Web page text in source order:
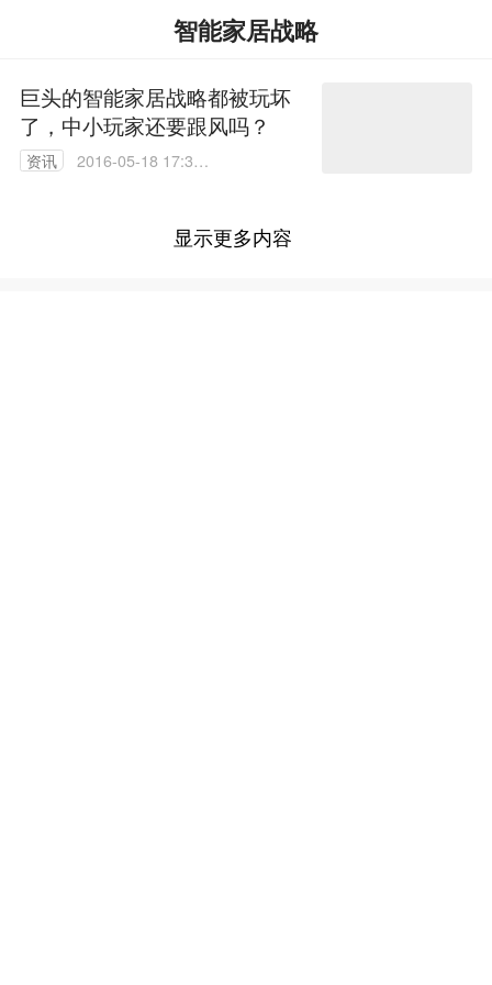
智能家居战略
巨头的智能家居战略都被玩坏
了，中小玩家还要跟风吗？
资讯
2016-05-18 17:35:
显示更多内容